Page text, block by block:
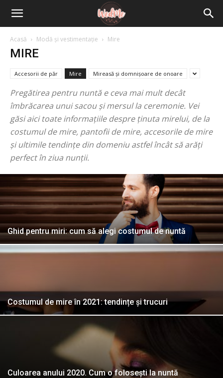
Acasă Modă și vestimentație Mire
MIRE
Accesorii de păr Mire Mireasă și domnișoare de onoare
Pregătirea pentru nuntă e ceva mai mult decât
îmbrăcarea unui sacou și mersul la ceremonie. Vei
găsi aici toate informațiile despre ținuta mirelui, de la
costumul de mire, pantofii de mire, accesorile de mire
și ultimile tendințe din domeniu astfel încât să arăți
perfect în ziua nunții.
Ghid pentru miri: cum să alegi costumul de nuntă
Costumul de mire în 2021: tendințe și trucuri
Culoarea anului 2020. Cum o folosești la nuntă